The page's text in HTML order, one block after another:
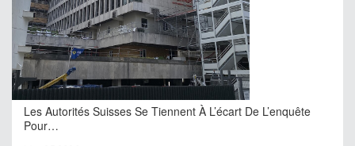
Les Autorités Suisses Se Tiennent À L’écart De L’enquête
Pour…